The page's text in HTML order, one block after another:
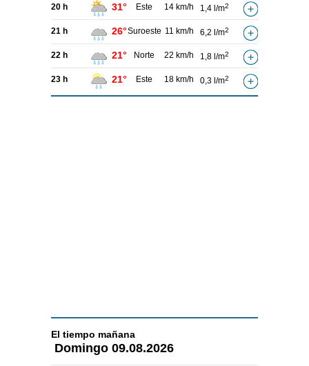
20 h 31° Este 14 km/h 1,4 l/m2
21 h 26°Suroeste 11 km/h 6,2 l/m2
22 h 21° Norte 22 km/h 1,8 l/m2
23 h 21° Este 18 km/h 0,3 l/m2
El tiempo mañana
Domingo 09.08.2026